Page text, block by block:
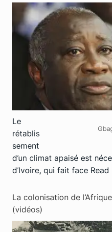
Le
rétablis
sement
d’un climat apaisé est
d’Ivoire, qui fait face
La colonisation de
(vidéos)